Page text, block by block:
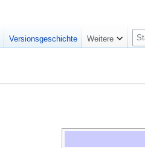
Versionsgeschichte Weitere
S
u
e